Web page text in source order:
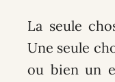
La seule
Une seule
ou bien un